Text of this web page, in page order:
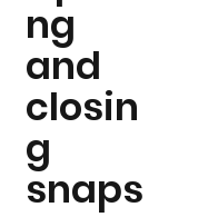
ng
and
closin
g
snaps